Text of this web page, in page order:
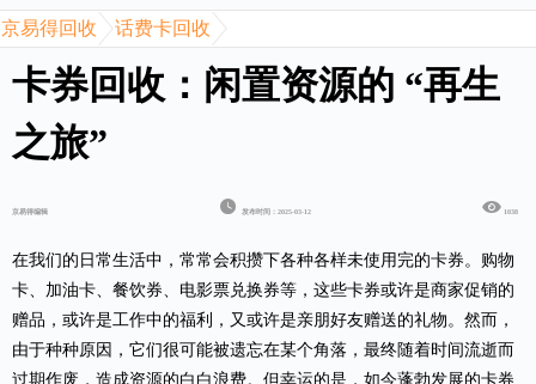
京易得回收 话费卡回收
卡券回收：闲置资源的 “再生
之旅”
京易得编辑 发布时间：2025-03-12 1038
在我们的日常生活中，常常会积攒下各种各样未使用完的卡券。购物
卡、加油卡、餐饮券、电影票兑换券等，这些卡券或许是商家促销的
赠品，或许是工作中的福利，又或许是亲朋好友赠送的礼物。然而，
由于种种原因，它们很可能被遗忘在某个角落，最终随着时间流逝而
过期作废，造成资源的白白浪费。但幸运的是，如今蓬勃发展的卡券